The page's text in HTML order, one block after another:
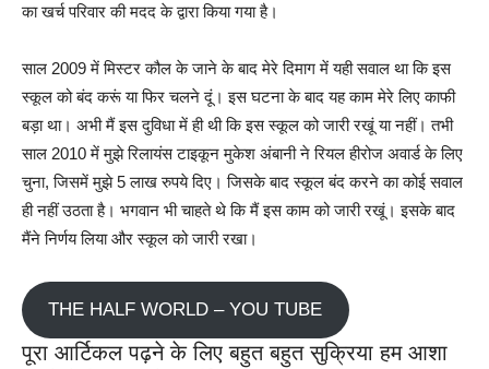
का खर्च परिवार की मदद के द्वारा किया गया है।
साल 2009 में मिस्टर कौल के जाने के बाद मेरे दिमाग में यही सवाल था कि इस
स्कूल को बंद करूं या फिर चलने दूं। इस घटना के बाद यह काम मेरे लिए काफी
बड़ा था। अभी मैं इस दुविधा में ही थी कि इस स्कूल को जारी रखूं या नहीं। तभी
साल 2010 में मुझे रिलायंस टाइकून मुकेश अंबानी ने रियल हीरोज अवार्ड के लिए
चुना, जिसमें मुझे 5 लाख रुपये दिए। जिसके बाद स्कूल बंद करने का कोई सवाल
ही नहीं उठता है। भगवान भी चाहते थे कि मैं इस काम को जारी रखूं। इसके बाद
मैंने निर्णय लिया और स्कूल को जारी रखा।
THE HALF WORLD – YOU TUBE
पूरा आर्टिकल पढ़ने के लिए बहुत बहुत सुक्रिया हम आशा